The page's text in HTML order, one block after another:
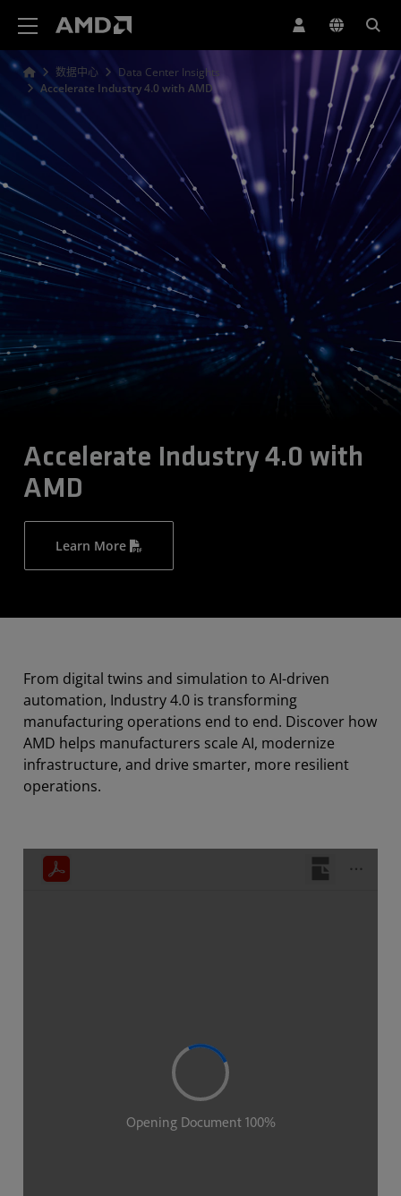
数据中心
Data Center Insights
Accelerate Industry 4.0 with AMD
Accelerate Industry 4.0 with
AMD
Learn More
From digital twins and simulation to AI-driven
automation, Industry 4.0 is transforming
manufacturing operations end to end. Discover how
AMD helps manufacturers scale AI, modernize
infrastructure, and drive smarter, more resilient
operations.